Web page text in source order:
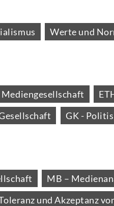
Werte und
GK -
MB –
und Akzeptanz